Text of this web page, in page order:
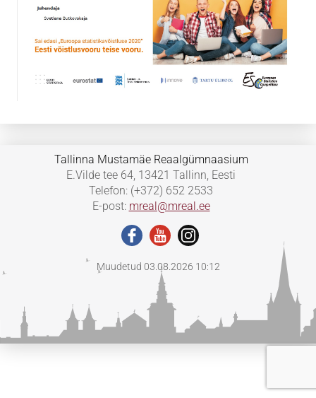
Tallinna Mustamäe Reaalgümnaasium
E.Vilde tee 64, 13421 Tallinn, Eesti
Telefon: (+372) 652 2533
E-post: mreal@mreal.ee
Muudetud 03.08.2026 10:12